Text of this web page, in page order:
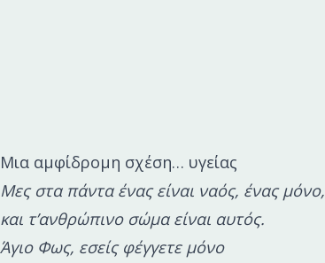
Μια αμφίδρομη σχέση… υγείας
Μες στα πάντα ένας είναι ναός, ένας μόνο,
και τ’ανθρώπινο σώμα είναι αυτός.
Άγιο Φως, εσείς φέγγετε μόνο